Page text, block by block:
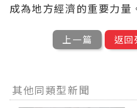
成為地方經濟的重要力量
上一篇 返回
其他同類型新聞